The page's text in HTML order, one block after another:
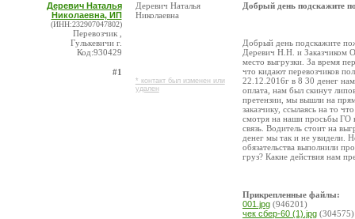
Деревич Наталья
Николаевна, ИП
(ИНН:232907047802)
Перевозчик ,
Гулькевичи г.
Код:930429
#1
Деревич Наталья
Николаевна
* контакт был изменен или
удален
Добрый день подскажите
Добрый день подскажите
Деревич Н.Н. и Заказчиком
место выгрузки. За время
что кидают перевозчиков
22.12.2016г в 8 30 денег нам
оплата, нам был скинут
претензии, мы вышли на
заказчику, ссылаясь на то
смотря на наши просьбы ГО
связь. Водитель стоит на
денег мы так и не увидели.
обязательства выполнили
груз? Какие действия нам
Прикрепленные файлы:
001.jpg (946201)
чек сбер-60 (1).jpg (304575)